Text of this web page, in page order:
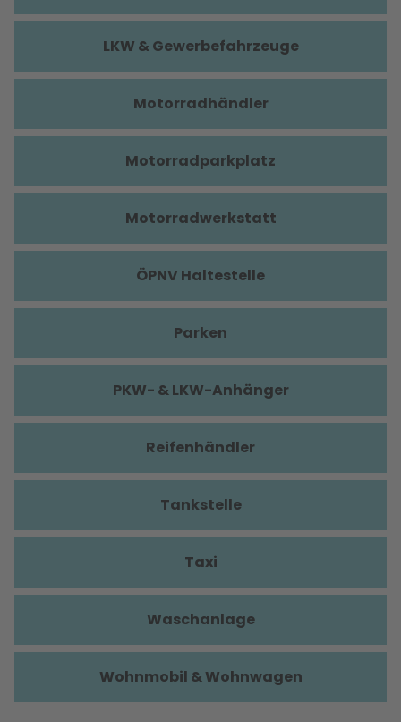
LKW & Gewerbefahrzeuge
Motorradhändler
Motorradparkplatz
Motorradwerkstatt
ÖPNV Haltestelle
Parken
PKW- & LKW-Anhänger
Reifenhändler
Tankstelle
Taxi
Waschanlage
Wohnmobil & Wohnwagen